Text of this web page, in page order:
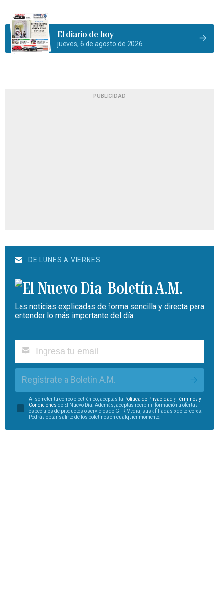
El diario de hoy
jueves, 6 de agosto de 2026
PUBLICIDAD
DE LUNES A VIERNES
Boletín A.M.
Las noticias explicadas de forma sencilla y directa para
entender lo más importante del día.
Regístrate a Boletín A.M.
Al someter tu correo electrónico, aceptas la Política de Privacidad y
Términos y
Condiciones de El Nuevo Día. Además, aceptas recibir información u ofertas
especiales de productos o servicios de GFR Media, sus afiliadas o de terceros.
Podrás optar salirte de los boletines en cualquier momento.